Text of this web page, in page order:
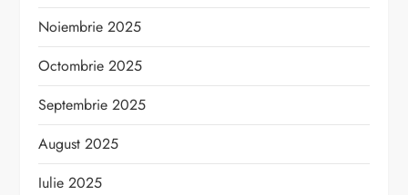
Noiembrie 2025
Octombrie 2025
Septembrie 2025
August 2025
Iulie 2025